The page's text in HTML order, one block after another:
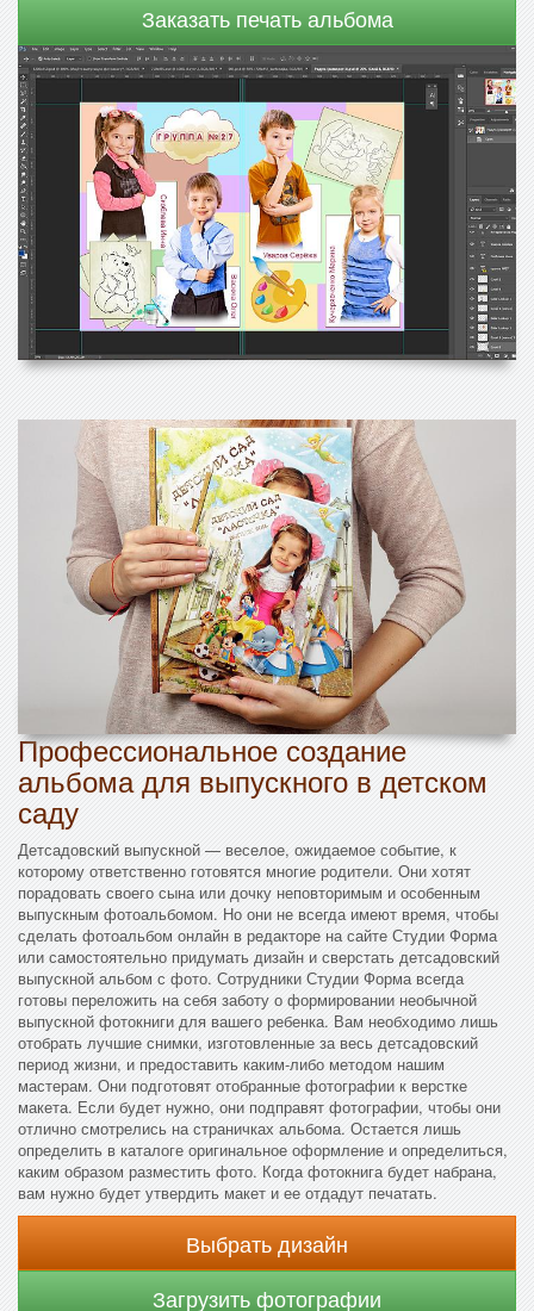
Заказать печать альбома
Профессиональное создание
альбома для выпускного в детском
саду
Детсадовский выпускной — веселое, ожидаемое событие, к
которому ответственно готовятся многие родители. Они хотят
порадовать своего сына или дочку неповторимым и особенным
выпускным фотоальбомом. Но они не всегда имеют время, чтобы
сделать фотоальбом онлайн в редакторе на сайте Студии Форма
или самостоятельно придумать дизайн и сверстать детсадовский
выпускной альбом с фото. Сотрудники Студии Форма всегда
готовы переложить на себя заботу о формировании необычной
выпускной фотокниги для вашего ребенка. Вам необходимо лишь
отобрать лучшие снимки, изготовленные за весь детсадовский
период жизни, и предоставить каким-либо методом нашим
мастерам. Они подготовят отобранные фотографии к верстке
макета. Если будет нужно, они подправят фотографии, чтобы они
отлично смотрелись на страничках альбома. Остается лишь
определить в каталоге оригинальное оформление и определиться,
каким образом разместить фото. Когда фотокнига будет набрана,
вам нужно будет утвердить макет и ее отдадут печатать.
Выбрать дизайн
Загрузить фотографии